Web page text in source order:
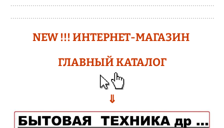
NEW !!!ИНТЕРНЕТ-МАГАЗИН
ГЛАВНЫЙ КАТАЛОГ
⇓